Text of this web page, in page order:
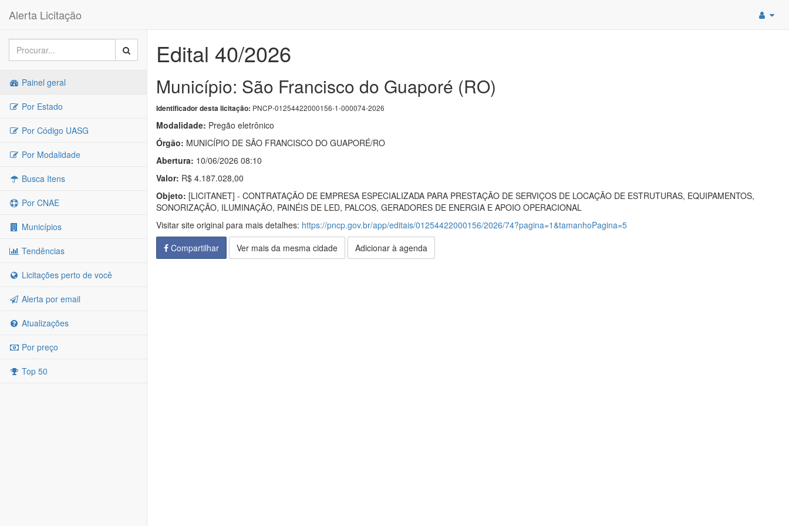
Alerta Licitação
Painel geral
Por Estado
Por Código UASG
Por Modalidade
Busca Itens
Por CNAE
Municípios
Tendências
Licitações perto de você
Alerta por email
Atualizações
Por preço
Top 50
Edital 40/2026
Município: São Francisco do Guaporé (RO)
Identificador desta licitação: PNCP-01254422000156-1-000074-2026
Modalidade: Pregão eletrônico
Órgão: MUNICÍPIO DE SÃO FRANCISCO DO GUAPORÉ/RO
Abertura: 10/06/2026 08:10
Valor: R$ 4.187.028,00
Objeto: [LICITANET] - CONTRATAÇÃO DE EMPRESA ESPECIALIZADA PARA PRESTAÇÃO DE SERVIÇOS DE LOCAÇÃO DE ESTRUTURAS, EQUIPAMENTOS,
SONORIZAÇÃO, ILUMINAÇÃO, PAINÉIS DE LED, PALCOS, GERADORES DE ENERGIA E APOIO OPERACIONAL
Visitar site original para mais detalhes: https://pncp.gov.br/app/editais/01254422000156/2026/74?pagina=1&tamanhoPagina=5
Compartilhar
Ver mais da mesma cidade Adicionar à agenda